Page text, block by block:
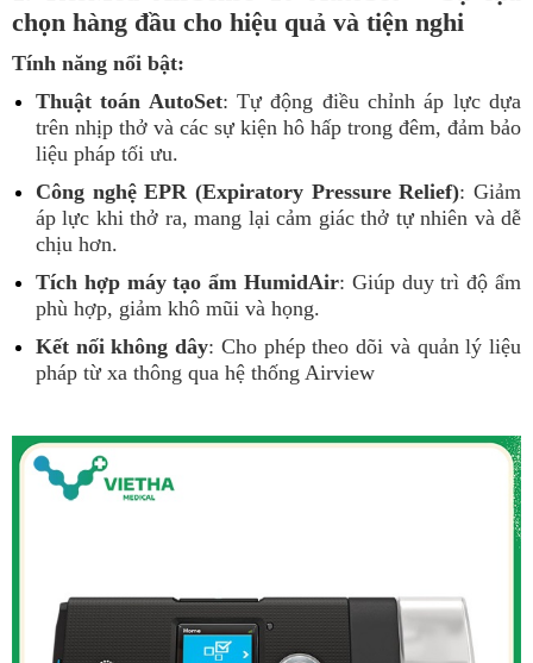
chọn hàng đầu cho hiệu quả và tiện nghi
Tính năng nổi bật:
Thuật toán AutoSet: Tự động điều chỉnh áp lực dựa
trên nhịp thở và các sự kiện hô hấp trong đêm, đảm bảo
liệu pháp tối ưu.
Công nghệ EPR (Expiratory Pressure Relief): Giảm
áp lực khi thở ra, mang lại cảm giác thở tự nhiên và dễ
chịu hơn.
Tích hợp máy tạo ẩm HumidAir: Giúp duy trì độ ẩm
phù hợp, giảm khô mũi và họng.
Kết nối không dây: Cho phép theo dõi và quản lý liệu
pháp từ xa thông qua hệ thống Airview